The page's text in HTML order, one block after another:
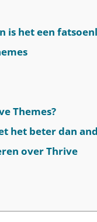
is het een
Themes?
het beter dan
over Thrive